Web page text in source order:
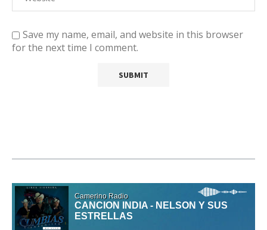
Save my name, email, and website in this browser
for the next time I comment.